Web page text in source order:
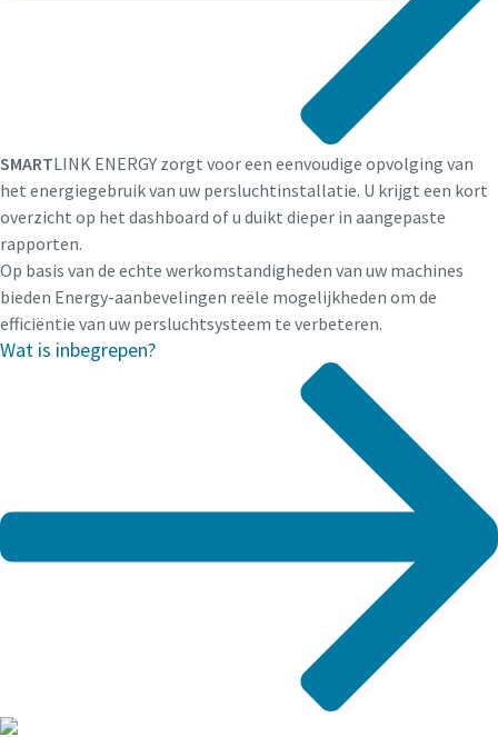
SMARTLINK ENERGY zorgt voor een eenvoudige opvolging van
het energiegebruik van uw persluchtinstallatie. U krijgt een kort
overzicht op het dashboard of u duikt dieper in aangepaste
rapporten.
Op basis van de echte werkomstandigheden van uw machines
bieden Energy-aanbevelingen reële mogelijkheden om de
efficiëntie van uw persluchtsysteem te verbeteren.
Wat is inbegrepen?